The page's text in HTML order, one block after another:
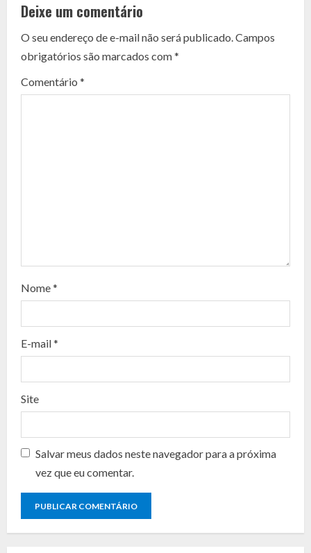
n
t
i
a
d
n
g
Deixe um comentário
O seu endereço de e-mail não será publicado.Campos
obrigatórios são marcados com*
Comentário *
Nome*
E-mail*
Site
Salvar meus dados neste navegador para a próxima
vez que eu comentar.